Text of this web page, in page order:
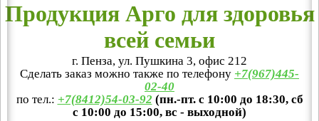
Продукция Арго для здоровья
всей семьи
г. Пенза, ул. Пушкина 3, офис 212
Сделать заказ можно также по телефону +7(967)445-
02-40
по тел.: +7(8412)54-03-92 (пн.-пт. с 10:00 до 18:30, сб
с 10:00 до 15:00, вс - выходной)